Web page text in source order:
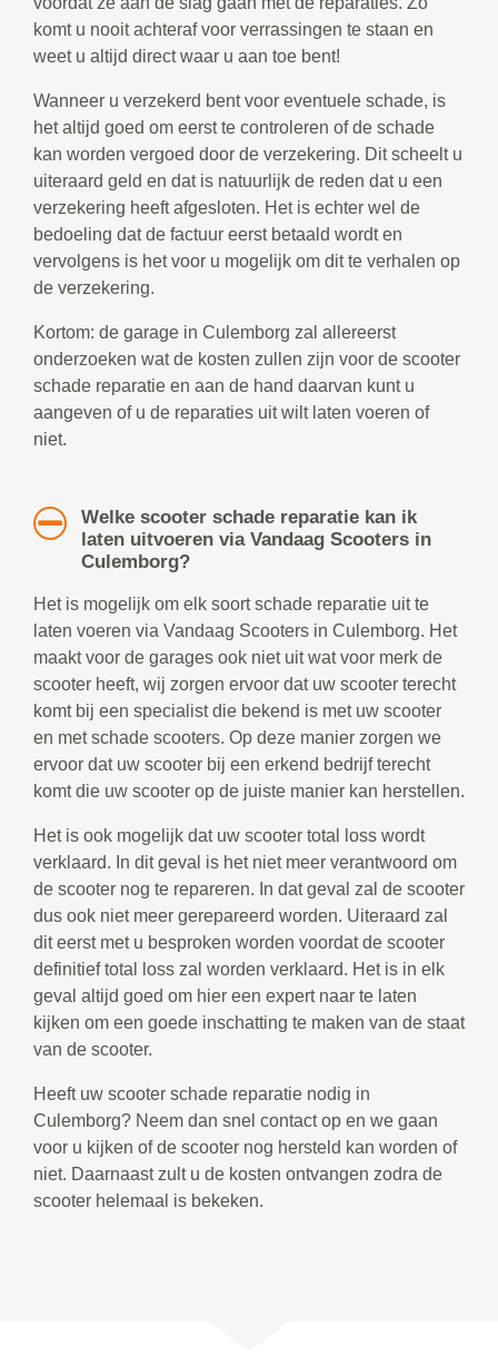
komt u nooit achteraf voor verrassingen te staan en
weet u altijd direct waar u aan toe bent!
Wanneer u verzekerd bent voor eventuele schade, is
het altijd goed om eerst te controleren of de schade
kan worden vergoed door de verzekering. Dit scheelt u
uiteraard geld en dat is natuurlijk de reden dat u een
verzekering heeft afgesloten. Het is echter wel de
bedoeling dat de factuur eerst betaald wordt en
vervolgens is het voor u mogelijk om dit te verhalen op
de verzekering.
Kortom: de garage in Culemborg zal allereerst
onderzoeken wat de kosten zullen zijn voor de scooter
schade reparatie en aan de hand daarvan kunt u
aangeven of u de reparaties uit wilt laten voeren of
niet.
Welke scooter schade reparatie kan ik
laten uitvoeren via Vandaag Scooters in
Culemborg?
Het is mogelijk om elk soort schade reparatie uit te
laten voeren via Vandaag Scooters in Culemborg. Het
maakt voor de garages ook niet uit wat voor merk de
scooter heeft, wij zorgen ervoor dat uw scooter terecht
komt bij een specialist die bekend is met uw scooter
en met schade scooters. Op deze manier zorgen we
ervoor dat uw scooter bij een erkend bedrijf terecht
komt die uw scooter op de juiste manier kan herstellen.
Het is ook mogelijk dat uw scooter total loss wordt
verklaard. In dit geval is het niet meer verantwoord om
de scooter nog te repareren. In dat geval zal de scooter
dus ook niet meer gerepareerd worden. Uiteraard zal
dit eerst met u besproken worden voordat de scooter
definitief total loss zal worden verklaard. Het is in elk
geval altijd goed om hier een expert naar te laten
kijken om een goede inschatting te maken van de staat
van de scooter.
Heeft uw scooter schade reparatie nodig in
Culemborg? Neem dan snel contact op en we gaan
voor u kijken of de scooter nog hersteld kan worden of
niet. Daarnaast zult u de kosten ontvangen zodra de
scooter helemaal is bekeken.